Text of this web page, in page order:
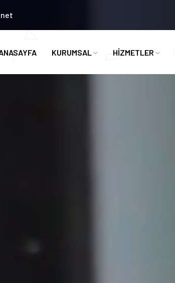
KURUMSAL HİZMETLER